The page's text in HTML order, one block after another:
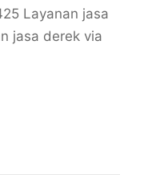
Layanan jasa
jasa derek via